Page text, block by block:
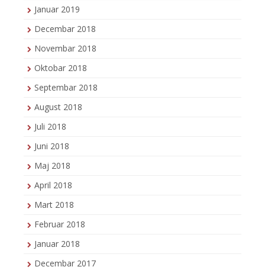
Januar 2019
Decembar 2018
Novembar 2018
Oktobar 2018
Septembar 2018
August 2018
Juli 2018
Juni 2018
Maj 2018
April 2018
Mart 2018
Februar 2018
Januar 2018
Decembar 2017